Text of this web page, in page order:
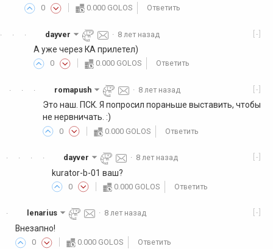
0 0.000 GOLOS Ответить
·
·
· [-]
dayver · 8 лет назад
А уже через КА прилетел)
0 0.000 GOLOS Ответить
·
·
· [-]
romapush · 8 лет назад
Это наш. ПСК. Я попросил пораньше выставить, чтобы
не нервничать. :)
0 0.000 GOLOS Ответить
·
·
·
· [-]
dayver · 8 лет назад
kurator-b-01 ваш?
0 0.000 GOLOS Ответить
· [-]
lenarius · 8 лет назад
Внезапно!
0 0.000 GOLOS Ответить